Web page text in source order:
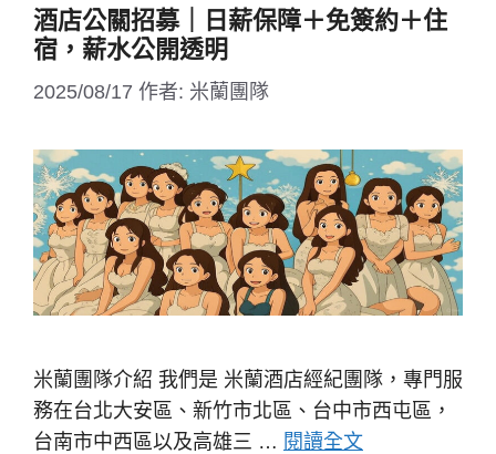
酒店公關招募｜日薪保障＋免簽約＋住
宿，薪水公開透明
2025/08/17 作者: 米蘭團隊
米蘭團隊介紹 我們是 米蘭酒店經紀團隊，專門服
務在台北大安區、新竹市北區、台中市西屯區，
台南市中西區以及高雄三 … 閱讀全文